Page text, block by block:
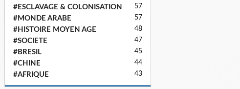
#ESCLAVAGE & COLONISATION 57
#MONDE ARABE 57
#HISTOIRE MOYEN AGE 48
#SOCIETE 47
#BRESIL 45
#CHINE 44
#AFRIQUE 43